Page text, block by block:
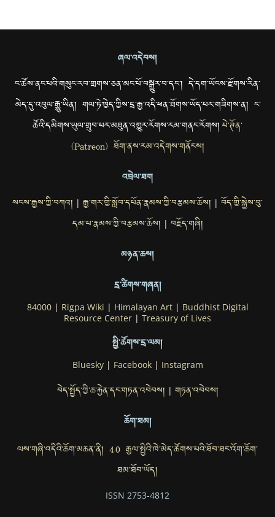
ཞལ་འདེབས།
ང་ཚོས་ནང་པའི་གསུང་རབ་གྲགས་ཅན་མང་པོ་བསྒྱུར་བ་དང་། དེ་དག་ཡོངས་རྫོགས་རིན་
མེད་དུ་འབུལ་རྒྱུ་ཡིན། གལ་ཏེ་ཁྱེད་ཀྱིས་དྲ་རྒྱ་འདི་ཕན་ཐོགས་ཡོད་པར་གཟིགས་ན། ང་
ཚོའི་དམིགས་ཡུལ་གྲུབ་པར་མཐུན་འགྱུར་རོགས་རམ་གནང་རོགས།པེ་ཊོན་
(Patreon) ཐོག་ནས་རམ་འདེགས་གནོངས།
འབྲེལ་ཐག
སངས་རྒྱས་ཀྱི་བཀའ། | རྒྱ་གར་གྱི་སློབ་དཔོན་རྣམས་ཀྱི་བརྩམས་ཆོས། | བོད་གྱི་སྐྱེས་བུ་
དམ་པ་རྣམས་ཀྱི་བརྩམས་ཆོས། | བརྗོད་གཞི།
མཉན་ཆས།
དྲ་ཚིགས་གཞན།
84000| Rigpa Wiki | Himalayan Art| Buddhist Digital
Resource Center | Treasury of Lives
སྤྱི་ཚོགས་དྲ་ལམ།
Bluesky| Facebook| Instagram
བེད་སྤྱོད་ཀྱི་ཆ་རྐྱེན་དང་གཏན་འབེབས། | གཏན་འབེབས།
ཆོག་ཐམ།
ལས་གཞི་འདིའི་ཆོག་མཆན་ནི། 4.0 རྒྱལ་སྤྱིའི་ཁེ་མེད་ཚོགས་པའི་ཐོབ་ཐང་འོག་ཆོག་
ཐམ་ཐོབ་ཡོད།
ISSN 2753-4812